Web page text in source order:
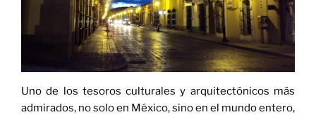
Uno de los tesoros culturales y arquitectónicos más
admirados, no solo en México, sino en el mundo entero,